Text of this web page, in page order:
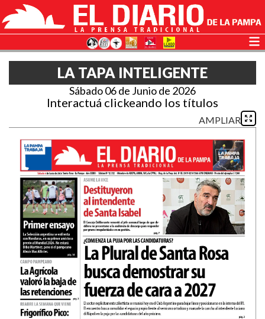
LA TAPA INTELIGENTE
Sábado 06 de Junio de 2026
Interactuá clickeando los títulos
AMPLIAR